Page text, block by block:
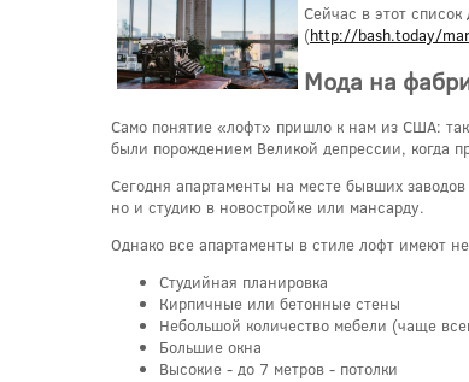
Сейчас в этот
(http://bash.today/
Мода на
Само понятие «лофт» пришло к нам из США:
были порождением Великой депрессии, когда
Сегодня апартаменты на месте бывших
но и студию в новостройке или мансарду.
Однако все апартаменты в стиле лофт имеют
Студийная планировка
Кирпичные или бетонные стены
Небольшой количество мебели (чаще
Большие окна
Высокие - до 7 метров - потолки